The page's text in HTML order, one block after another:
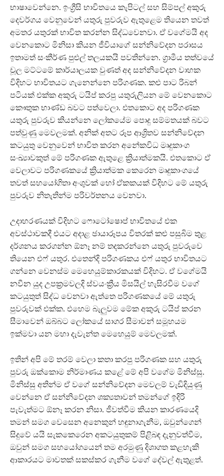
භාෂාවෙන්නෙ. ඉංග්‍රීසි භාවිතයෙ කැපිටල් සහ සිම්පල් අකුරු
දෙවර්ගය වෙනුවෙන් යතුරු පුවරුව ඇතුළෙම තියෙන තවත්
අමතර යතුරක් භාවිත කරන්න සිද්ධවෙනවා. ඒ වගේමයි අද
වෙනකොට මිනිසා කියන ජීවියාගේ සන්නිවේදන පරාසය
ඉතාමත් සංකීර්ණ පුළුල් තලයකයි පවතින්නෙ. ග්‍රාමීය තත්වයේ
චූල මට්ටමේ කාර්යාලයක වුණත් අද සන්නිවේදන වාහක
විදිහට භාවිතයට ගැනෙන්නෙ පරිගණක. කළු පාට රිබන්
පටියක් එක්ක අකුරු ටයිප් කරපු යතුරුලියන මේ වෙනකොට
කෞතුක භාණ්ඩ බවට පත්වෙලා. එතකොට අද පරිගණක
යතුරු පුවරුව කියන්නෙ ලෝකයේම පොදු සම්මතයක් බවට
පත්වුණු මෙවලමක්. අනික් අතට රූප ආශ්‍රිතව සන්නිවේදන
කටයුතු වෙනුවෙන් භාවිත කරන අනේකවිධ මෘදුකාංග
සංඛ්‍යාවකුත් මේ පරිගණක ඇතුළෙ ක්‍රියාත්මකයි. එතකොට ඒ
වෙලාවට පරිගණකයේ ක්‍රියාත්මක කෙරෙන මෘදුකාංගයේ
තවත් සහයෝගිතා අංශුවක් හෝ ඒකකයක් විදිහට මේ යතුරු
පුවරුව නිතැතින්ම පරිවර්තනය වෙනවා.
උදාහරණයක් විදිහට ෆොටෝෂොප් භාවිතයේ එක
අවස්ථාවකදී එයට අදාළ ඡායාරූපය විතරක් කළු පසුබිම තුළ
දර්ශනය කරගන්න ඕනෑ නම් තදකරන්නෙ යතුරු පුවරුවෙ
තියෙන එෆ් යතුර. එතෙන්දි පරිගණකය එෆ් යතුර භාවිතයට
ගන්නෙ වෙනස්ම මෙහෙයුම්කාරකයක් විදිහට. ඒ වගේමයි
නවීන යුද උපක්‍රමවලදි ස්වයංක්‍රීය මිසයිල් හැසිරවීම වගේ
කටයුතුත් සිද්ධ වෙනවා ඇත්තෙ පරිගණකයේ මේ යතුරු
පුවරුවක් එක්ක. එහෙම බැලුවම මේක අකුරු ටයිප් කරන
සීමාවෙන් ඔබ්බට ලෝකයේ සාගර සීමාවන් සමූහයම
ඉක්මවා යන මහා දැවැන්ත මෙහෙයුම් මෙවලමක්.
ඉතින් අපි මේ තරම් වෙලා කතා කරපු පරිගණක සහ යතුරු
පුවරු ඔක්කොම නිර්මාණය කළේ මේ අපි වගේම මිනිස්සු.
මිනිස්සු අතින්ම ඒ වගේ සන්නිවේදන මෙවලම් වැඩිදියුණු
වෙන්නෙ ඒ සන්නිවේදන ශක්‍යතාවන් තමන්ගේ ඉදිරි
පැවැත්මට ඕනෑ කරන නිසා. ජීවත්වීම කියන කාරණයෙදි
තමන් සමග වෙසෙන අනෙකුන් හඳුනාගැනීම, ඔවුන්ගෙන්
සිදුවේ යයි සැකකෙරෙන අකටයුතුකම් පිළිබඳ දැනුවත්වීම,
ඔවුන් සමග සහයෝගයෙන් තම අරමුණු දිශාගත කළහැකි
ආකාරයට මාවතක් සකස්කර ගැනීම වගේ දේවල් ඇතුළත්.